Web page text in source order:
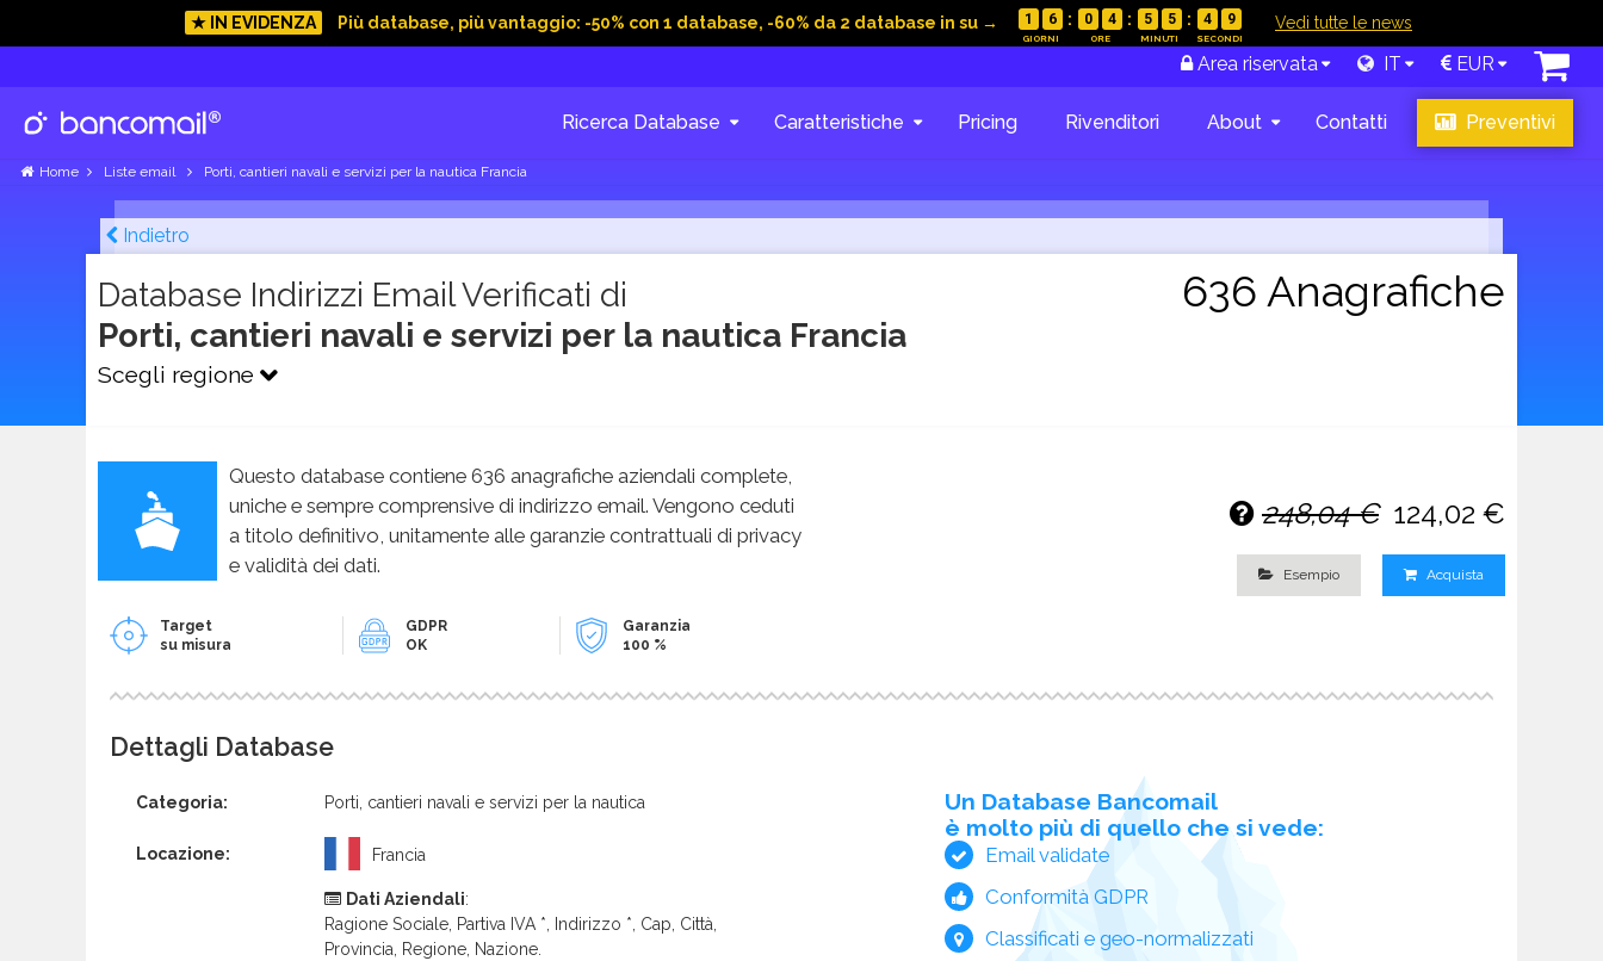
★ IN EVIDENZA Più database, più vantaggio: -50% con 1 database, -60% da 2 database in su → 1 6 0 4 5 5 4 8 Vedi tutte le news
Area riservata IT EUR
Ricerca Database Caratteristiche Pricing Rivenditori About Contatti Preventivi
Home Liste email Porti, cantieri navali e servizi per la nautica Francia
Indietro
Database Indirizzi Email Verificati di
Porti, cantieri navali e servizi per la nautica Francia
Scegli regione
636 Anagrafiche
Questo database contiene 636 anagrafiche aziendali complete,
uniche e sempre comprensive di indirizzo email. Vengono ceduti
a titolo definitivo, unitamente alle garanzie contrattuali di privacy
e validità dei dati.
Target
su misura
GDPR
OK
Garanzia
100 %
248,04 € 124,02 €
Esempio Acquista
Dettagli Database
Categoria: Porti, cantieri navali e servizi per la nautica
Locazione: Francia
Dati Aziendali:
Ragione Sociale, Partiva IVA *, Indirizzo *, Cap, Città,
Provincia, Regione, Nazione.
Un Database Bancomail
è molto più di quello che si vede:
Email validate
Conformità GDPR
Classificati e geo-normalizzati